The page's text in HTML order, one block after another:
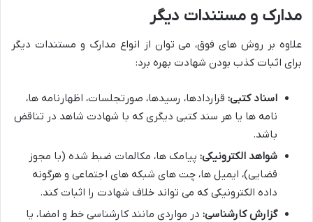
مدارک و مستندات دیگر
علاوه بر روش های فوق، می توان از انواع مدارک و مستندات دیگر
برای اثبات کذب بودن شهادت بهره برد:
اسناد کتبی: قراردادها، رسیدها، صورتجلسات، اظهارنامه ها،
نامه ها یا هر سند کتبی دیگری که با شهادت شاهد در تناقض
باشد.
شواهد الکترونیکی: پیامک ها، مکالمات ضبط شده (با مجوز
قضایی)، ایمیل ها، چت های شبکه های اجتماعی و هرگونه
داده الکترونیکی که می تواند خلاف شهادت را اثبات کند.
گزارش کارشناسی: در مواردی مانند کارشناسی خط و امضا، یا